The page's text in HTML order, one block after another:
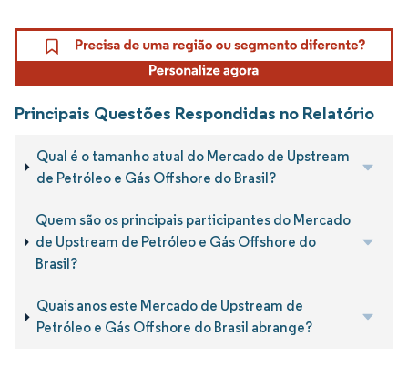
Principais Questões Respondidas no Relatório
Qual é o tamanho atual do Mercado de Upstream
de Petróleo e Gás Offshore do Brasil?
Quem são os principais participantes do Mercado
de Upstream de Petróleo e Gás Offshore do
Brasil?
Quais anos este Mercado de Upstream de
Petróleo e Gás Offshore do Brasil abrange?